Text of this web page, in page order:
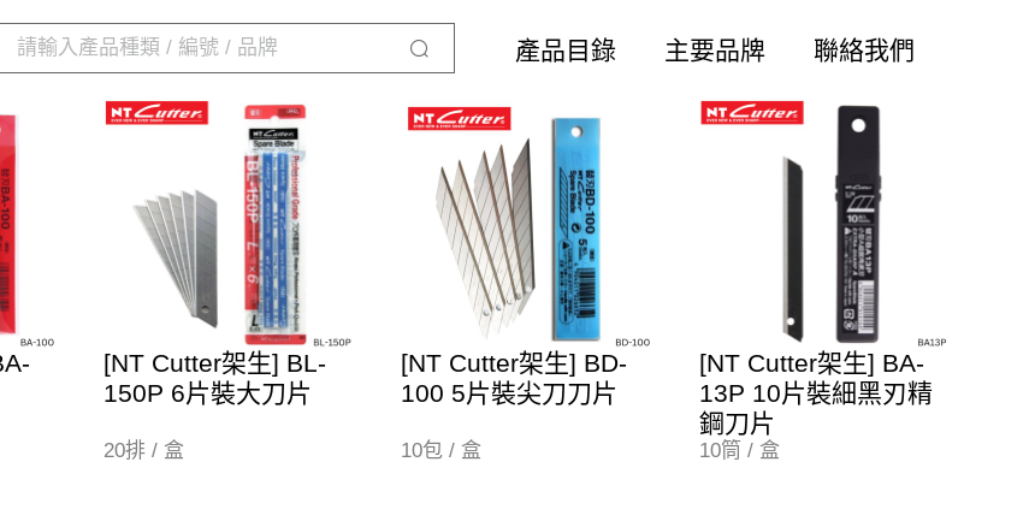
產品目錄 主要品牌 聯絡我們
[NT Cutter架生] BL-
150P 6片裝大刀片
20排 / 盒
[NT Cutter架生] BD-
100 5片裝尖刀刀片
10包 / 盒
[NT Cutter架生] BA-
13P 10片裝細黑刃精
鋼刀片
10筒 / 盒